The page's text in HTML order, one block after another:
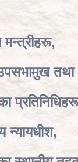
मन्त्रीहरू,
न्यायधीश,